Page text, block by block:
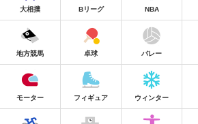
大相撲 Bリーグ NBA
地方競馬 卓球 バレー
モーター フィギュア ウィンター